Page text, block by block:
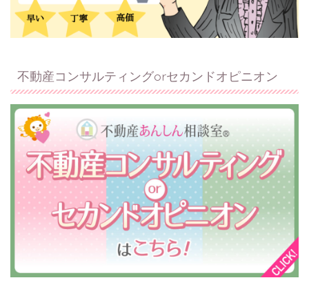
不動産コンサルティングorセカンドオピニオン